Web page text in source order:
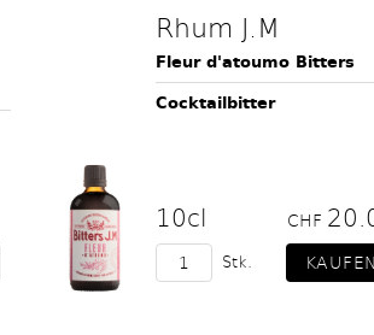
Rhum J.M
Fleur d'atoumo Bitters
Cocktailbitter
10cl CHF
Stk.